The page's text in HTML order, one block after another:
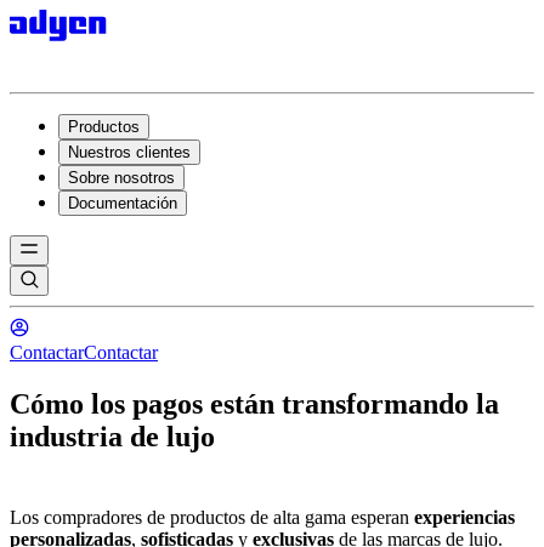
Productos
Nuestros clientes
Sobre nosotros
Documentación
ContactarContactar
Cómo los pagos están transformando la
industria de lujo
Los compradores de productos de alta gama esperan experiencias
personalizadas, sofisticadas y exclusivas de las marcas de lujo.